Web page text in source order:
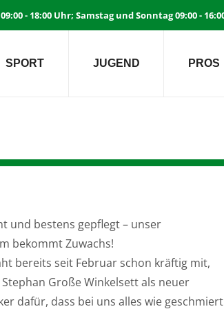
- 18:00 Uhr; Samstag und Sonntag 09:00 -
SPORT JUGEND PROS
und bestens gepflegt – unser
bekommt Zuwachs!
bereits seit Februar schon kräftig mit,
Große Winkelsett als neuer
dafür, dass bei uns alles wie geschmiert